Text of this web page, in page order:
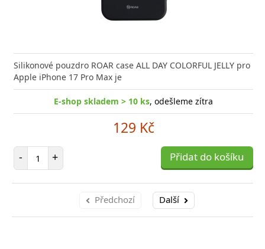
Silikonové pouzdro ROAR case ALL DAY COLORFUL JELLY pro
Apple iPhone 17 Pro Max je
E-shop skladem > 10 ks, odešleme zítra
129 Kč
- Počet položek
+ Přidat do košíku
Předchozí Další